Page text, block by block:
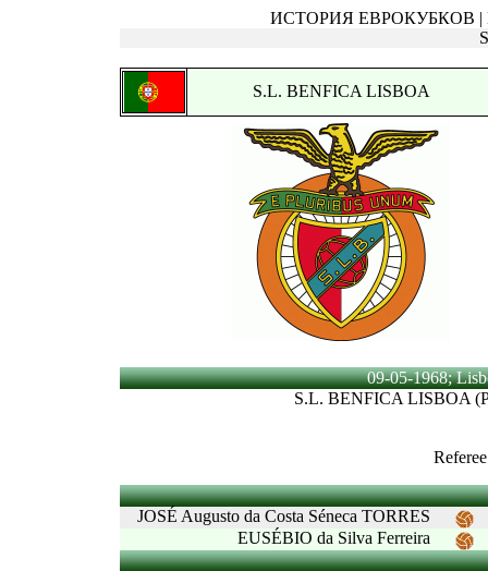
ИСТОРИЯ ЕВРОКУБКОВ |
S.L. BENFICA LISBOA
09-05-1968;
S.L. BENFICA LISBOA
JOSÉ Augusto da Costa Séneca TORRES
EUSÉBIO da Silva Ferreira